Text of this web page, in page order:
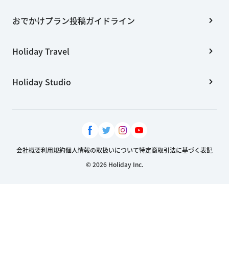
おでかけプラン投稿ガイドライン
Holiday Travel
Holiday Studio
会社概要利用規約個人情報の取扱いについて特定商取引法に基づく表記
© 2026 Holiday Inc.